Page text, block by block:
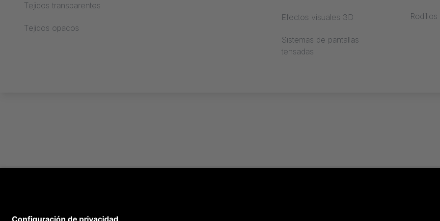
Tejidos transparentes
Tejidos opacos
Efectos visuales 3D
Sistemas de pantallas
tensadas